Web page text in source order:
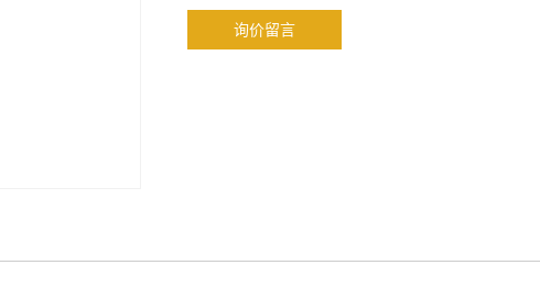
询价留言